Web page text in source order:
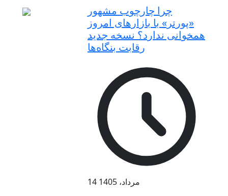
چرا چارچوب مشهور
«پورتر» با بازارهای امروز
همخوانی ندارد؟ نسخه جدید
رقابت‌ بنگاه‌ها
14 مرداد، 1405